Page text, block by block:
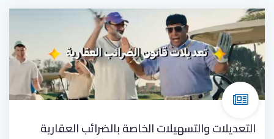
التعديلات والتسهيلات الخاصة بالضرائب العقارية